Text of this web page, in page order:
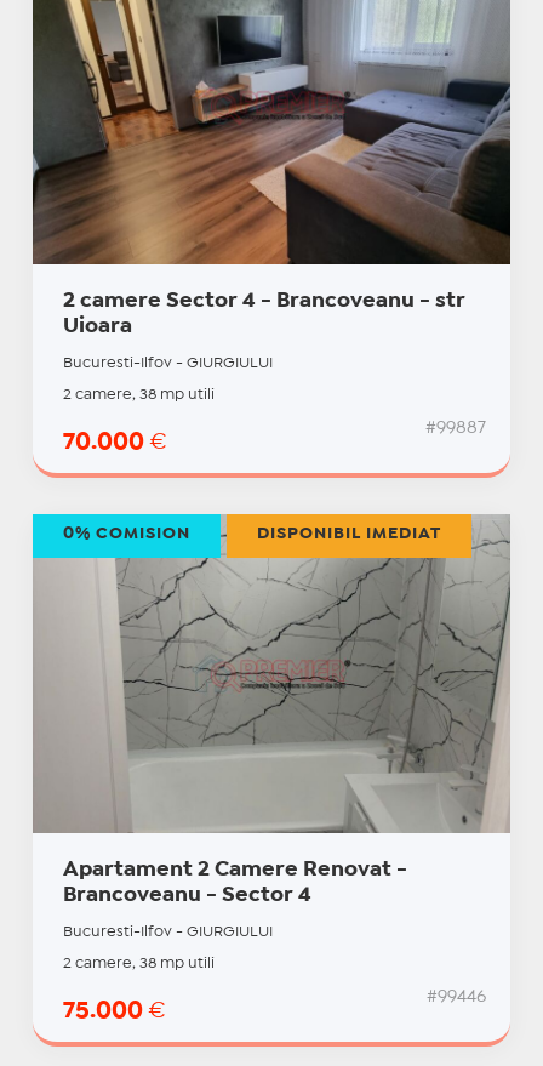
2 camere Sector 4 - Brancoveanu - str
Uioara
Bucuresti-Ilfov - GIURGIULUI
2 camere, 38 mp utili
70.000 €
#99887
Apartament 2 Camere Renovat -
Brancoveanu - Sector 4
Bucuresti-Ilfov - GIURGIULUI
2 camere, 38 mp utili
75.000 €
#99446
0% COMISION DISPONIBIL IMEDIAT